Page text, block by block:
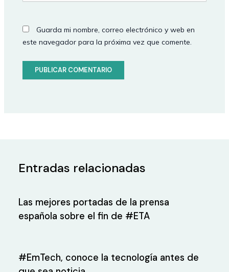
Guarda mi nombre, correo electrónico y web en
este navegador para la próxima vez que comente.
Entradas relacionadas
Las mejores portadas de la prensa
española sobre el fin de #ETA
#EmTech, conoce la tecnología antes de